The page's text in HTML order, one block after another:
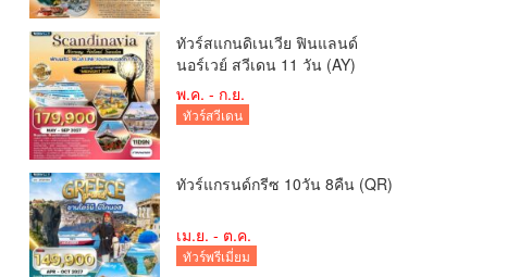
ทัวร์สแกนดิเนเวีย ฟินแลนด์
นอร์เวย์ สวีเดน 11 วัน (AY)
พ.ค. - ก.ย.
ทัวร์สวีเดน
ทัวร์แกรนด์กรีซ 10วัน 8คืน (QR)
เม.ย. - ต.ค.
ทัวร์พรีเมี่ยม